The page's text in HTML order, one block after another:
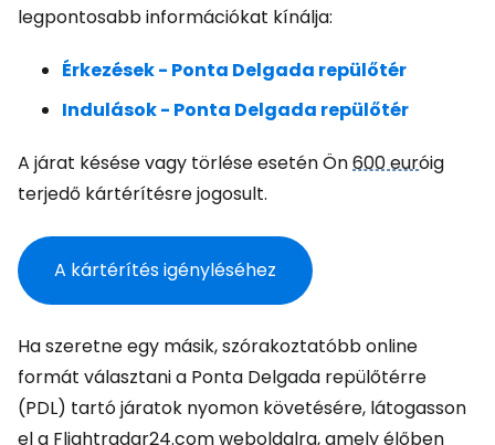
legpontosabb információkat kínálja:
Érkezések - Ponta Delgada repülőtér
Indulások - Ponta Delgada repülőtér
A járat késése vagy törlése esetén Ön600 euróig
terjedő kártérítésre jogosult.
A kártérítés igényléséhez
Ha szeretne egy másik, szórakoztatóbb online
formát választani a Ponta Delgada repülőtérre
(PDL) tartó járatok nyomon követésére, látogasson
el a Flightradar24.com weboldalra, amely élőben